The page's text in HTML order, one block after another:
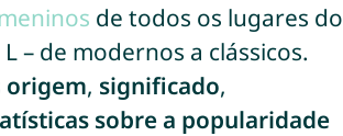
de todos os lugares do
– de modernos a clássicos.
origem, significado,
sobre a popularidade